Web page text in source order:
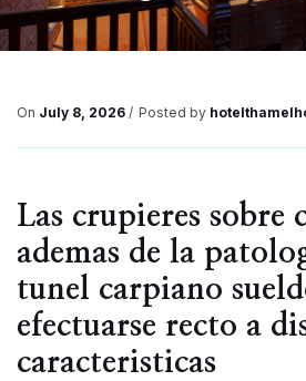
On July 8, 2026 Posted by
Las crupieres sobre
ademas de la
tunel carpiano
efectuarse recto a
caracteristicas